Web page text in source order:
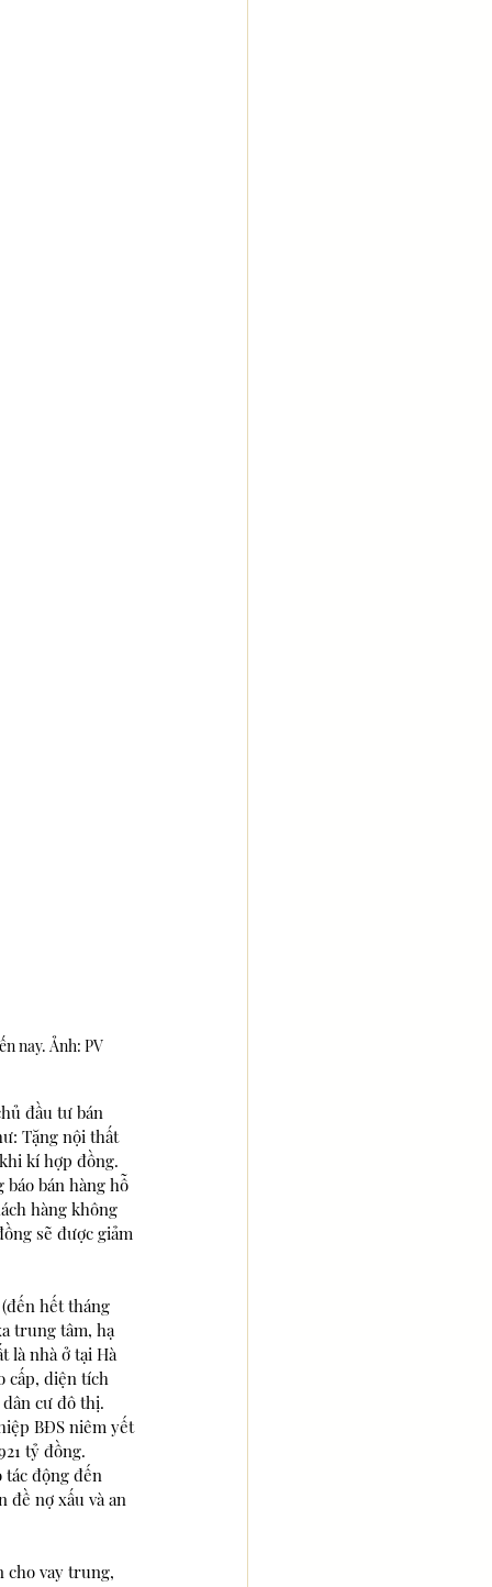
nay. Ảnh: PV
đầu tư bán
Tặng nội thất
kí hợp đồng.
bán hàng hỗ
hàng không
sẽ được giảm
hết tháng
trung tâm, hạ
là nhà ở tại Hà
cấp, diện tích
cư đô thị.
BĐS niêm yết
tỷ đồng.
tác động đến
đề nợ xấu và an
cho vay trung,